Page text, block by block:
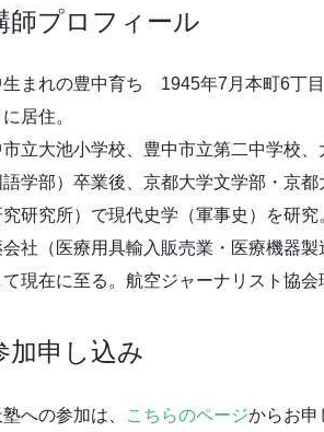
師プロフィール
⽣まれの豊中育ち 1945年7⽉本町6丁
居住。
市⽴⼤池⼩学校、豊中市⽴第⼆中学校
学部）卒業後、京都⼤学⽂学部・京
研究所）で現代史学（軍事史）を研究
社（医療⽤具輸⼊販売業・医療機器
現在に⾄る。航空ジャーナリスト協会
加申し込み
への参加は、 こちらのページからお申